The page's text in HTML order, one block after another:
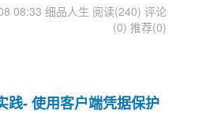
08:33 细品人生 阅读(240) 评论
(0) 推荐(0)
- 使用客户端凭据保护